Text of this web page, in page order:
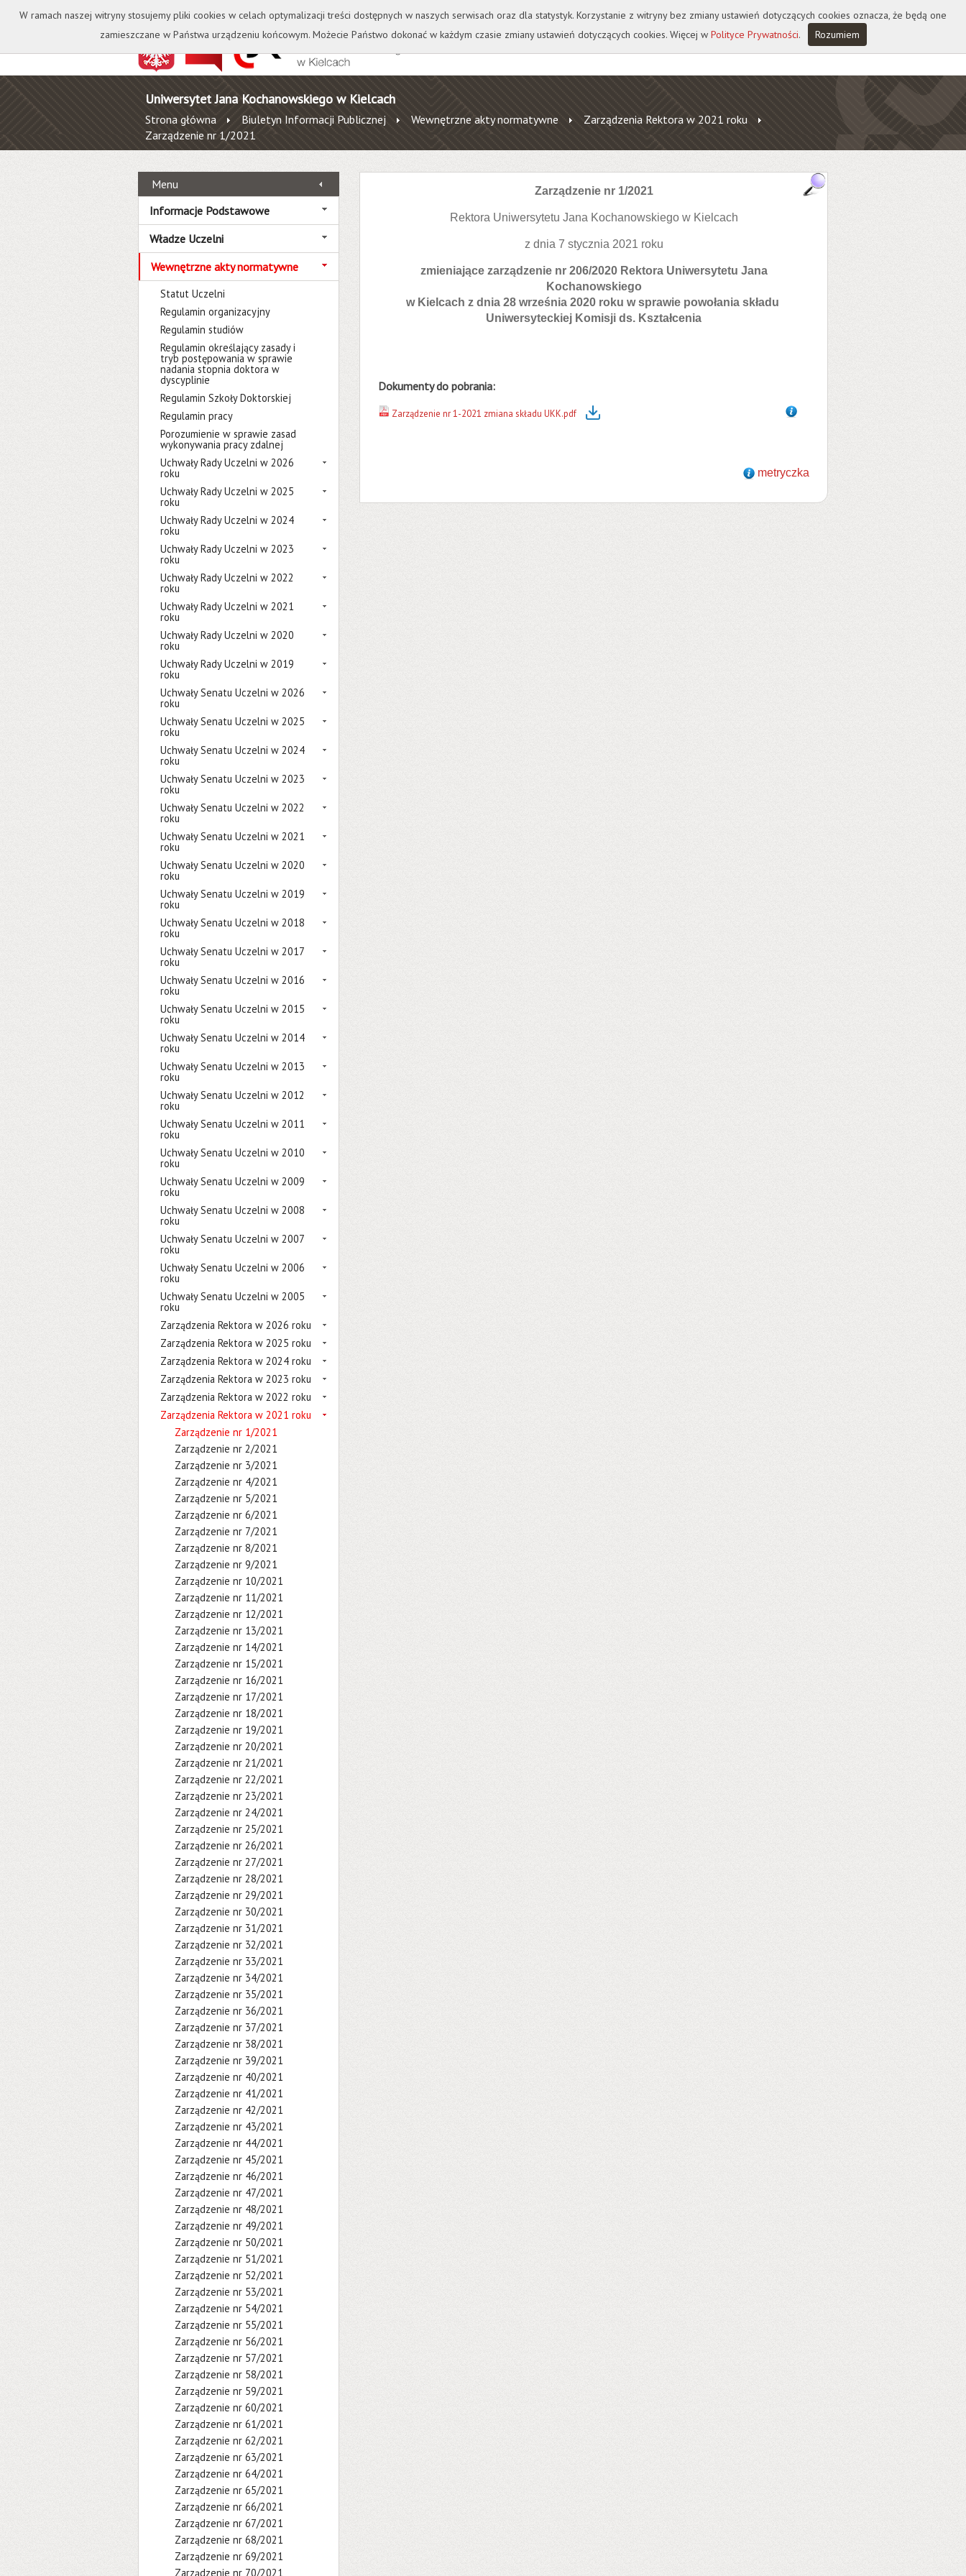
Kontakt Biblioteka Wydawnictwo Wirtualna Uczelnia A A A A
Uniwersytet Jana Kochanowskiego w Kielcach
Strona główna Biuletyn Informacji Publicznej Wewnętrzne akty normatywne
Zarządzenia Rektora w 2021 roku
Zarządzenie nr 1/2021
Menu
Informacje Podstawowe
Władze Uczelni
Wewnętrzne akty normatywne
Statut Uczelni
Regulamin organizacyjny
Regulamin studiów
Regulamin określający zasady i
tryb postępowania w sprawie
nadania stopnia doktora w
dyscyplinie
Regulamin Szkoły Doktorskiej
Regulamin pracy
Porozumienie w sprawie zasad
wykonywania pracy zdalnej
Uchwały Rady Uczelni w 2026
roku
Uchwały Rady Uczelni w 2025
roku
Uchwały Rady Uczelni w 2024
roku
Uchwały Rady Uczelni w 2023
roku
Uchwały Rady Uczelni w 2022
roku
Uchwały Rady Uczelni w 2021
roku
Uchwały Rady Uczelni w 2020
roku
Uchwały Rady Uczelni w 2019
roku
Uchwały Senatu Uczelni w 2026
roku
Uchwały Senatu Uczelni w 2025
roku
Uchwały Senatu Uczelni w 2024
roku
Uchwały Senatu Uczelni w 2023
roku
Uchwały Senatu Uczelni w 2022
roku
Uchwały Senatu Uczelni w 2021
roku
Uchwały Senatu Uczelni w 2020
roku
Uchwały Senatu Uczelni w 2019
roku
Uchwały Senatu Uczelni w 2018
roku
Uchwały Senatu Uczelni w 2017
roku
Uchwały Senatu Uczelni w 2016
roku
Uchwały Senatu Uczelni w 2015
roku
Uchwały Senatu Uczelni w 2014
roku
Uchwały Senatu Uczelni w 2013
roku
Uchwały Senatu Uczelni w 2012
roku
Uchwały Senatu Uczelni w 2011
roku
Uchwały Senatu Uczelni w 2010
roku
Uchwały Senatu Uczelni w 2009
roku
Uchwały Senatu Uczelni w 2008
roku
Uchwały Senatu Uczelni w 2007
roku
Uchwały Senatu Uczelni w 2006
roku
Uchwały Senatu Uczelni w 2005
roku
Zarządzenia Rektora w 2026 roku
Zarządzenia Rektora w 2025 roku
Zarządzenia Rektora w 2024 roku
Zarządzenia Rektora w 2023 roku
Zarządzenia Rektora w 2022 roku
Zarządzenia Rektora w 2021 roku
Zarządzenie nr 1/2021
Zarządzenie nr 2/2021
Zarządzenie nr 3/2021
Zarządzenie nr 4/2021
Zarządzenie nr 5/2021
Zarządzenie nr 6/2021
Zarządzenie nr 7/2021
Zarządzenie nr 8/2021
Zarządzenie nr 9/2021
Zarządzenie nr 10/2021
Zarządzenie nr 11/2021
Zarządzenie nr 12/2021
Zarządzenie nr 13/2021
Zarządzenie nr 14/2021
Zarządzenie nr 15/2021
Zarządzenie nr 16/2021
Zarządzenie nr 17/2021
Zarządzenie nr 18/2021
Zarządzenie nr 19/2021
Zarządzenie nr 20/2021
Zarządzenie nr 21/2021
Zarządzenie nr 22/2021
Zarządzenie nr 23/2021
Zarządzenie nr 24/2021
Zarządzenie nr 25/2021
Zarządzenie nr 26/2021
Zarządzenie nr 27/2021
Zarządzenie nr 28/2021
Zarządzenie nr 29/2021
Zarządzenie nr 30/2021
Zarządzenie nr 31/2021
Zarządzenie nr 32/2021
Zarządzenie nr 33/2021
Zarządzenie nr 34/2021
Zarządzenie nr 35/2021
Zarządzenie nr 36/2021
Zarządzenie nr 37/2021
Zarządzenie nr 38/2021
Zarządzenie nr 39/2021
Zarządzenie nr 40/2021
Zarządzenie nr 41/2021
Zarządzenie nr 42/2021
Zarządzenie nr 43/2021
Zarządzenie nr 44/2021
Zarządzenie nr 45/2021
Zarządzenie nr 46/2021
Zarządzenie nr 47/2021
Zarządzenie nr 48/2021
Zarządzenie nr 49/2021
Zarządzenie nr 50/2021
Zarządzenie nr 51/2021
Zarządzenie nr 52/2021
Zarządzenie nr 53/2021
Zarządzenie nr 54/2021
Zarządzenie nr 55/2021
Zarządzenie nr 56/2021
Zarządzenie nr 57/2021
Zarządzenie nr 58/2021
Zarządzenie nr 59/2021
Zarządzenie nr 60/2021
Zarządzenie nr 61/2021
Zarządzenie nr 62/2021
Zarządzenie nr 63/2021
Zarządzenie nr 64/2021
Zarządzenie nr 65/2021
Zarządzenie nr 66/2021
Zarządzenie nr 67/2021
Zarządzenie nr 68/2021
Zarządzenie nr 69/2021
Zarządzenie nr 70/2021
Zarządzenie nr 1/2021
Rektora Uniwersytetu Jana Kochanowskiego w Kielcach
z dnia 7 stycznia 2021 roku
zmieniające zarządzenie nr 206/2020 Rektora Uniwersytetu Jana
Kochanowskiego
w Kielcach z dnia 28 września 2020 roku w sprawie powołania składu
Uniwersyteckiej Komisji ds. Kształcenia
Dokumenty do pobrania:
Zarządzenie nr 1-2021 zmiana składu UKK.pdf
metryczka
W ramach naszej witryny stosujemy pliki cookies w celach optymalizacji treści dostępnych w naszych serwisach oraz dla statystyk. Korzystanie z witryny bez zmiany ustawień dotyczących cookies oznacza, że będą one
zamieszczane w Państwa urządzeniu końcowym. Możecie Państwo dokonać w każdym czasie zmiany ustawień dotyczących cookies. Więcej w Polityce Prywatności. Rozumiem